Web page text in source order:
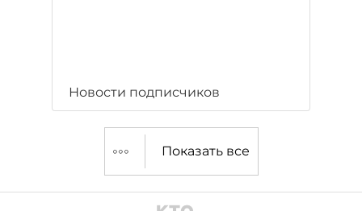
Новости подписчиков
Показать все